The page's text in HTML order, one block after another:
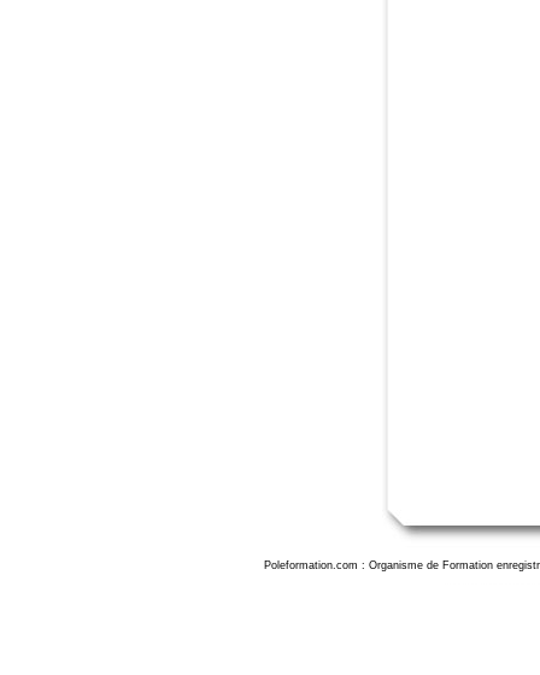
Poleformation.com : Organisme de Formation